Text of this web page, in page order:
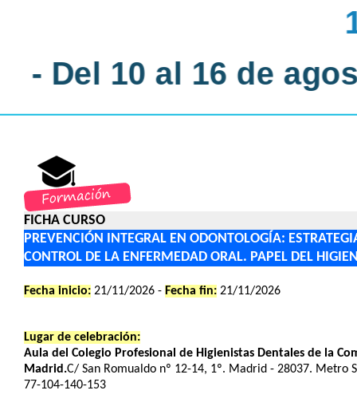
- Del 10 al 16 de
FICHA CURSO
PREVENCIÓN INTEGRAL EN ODONTOLOGÍA:
CONTROL DE LA ENFERMEDAD ORAL. PAPEL DEL
Fecha inicio: 21/11/2026 - Fecha fin: 21/11/2026
Lugar de celebración:
Aula del Colegio Profesional de Higienistas Dentales de la
Madrid.C/ San Romualdo nº 12-14, 1º. Madrid - 28037. Metro
77-104-140-153